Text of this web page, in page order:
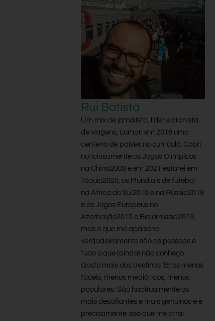
Rui Batista
Um mix de jornalista, líder e cronista
de viagens, cumpri em 2016 uma
centena de países no currículo. Cobri
noticiosamente os Jogos Olímpicos
na China2008 e em 2021 estarei em
Tóquio2020, os Mundiais de futebol
na África do Sul2010 e na Rússia2018
e os Jogos Europeus no
Azerbaijão2015 e Bielorrússia2019,
mas o que me apaixona
verdadeiramente são as pessoas e
tudo o que (ainda) não conheço.
Gosto mais dos destinos ‘B’, os menos
fáceis, menos mediáticos, menos
populares. São habitualmente os
mais desafiantes e mais genuínos e é
precisamente isso que me atrai